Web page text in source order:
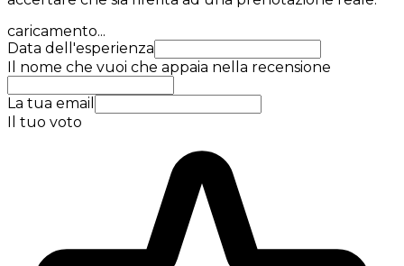
caricamento...
Data dell'esperienza
Il nome che vuoi che appaia nella recensione
La tua email
Il tuo voto